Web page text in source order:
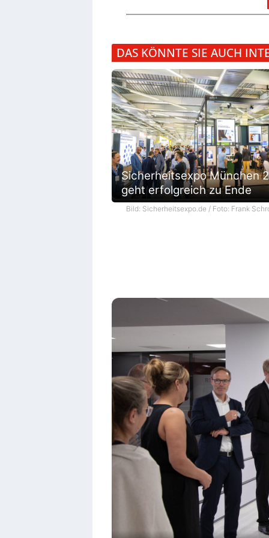
DAS KÖNNTE SIE AUCH
Sicherheitsexpo München
geht erfolgreich zu Ende
Bild: Sicherheitsexpo.de / Foto: Frank